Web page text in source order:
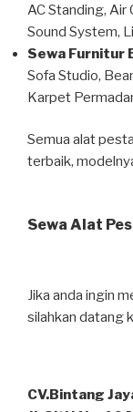
AC Standing, Air
Sound System,
Sewa Furnitur
Sofa Studio,
Karpet
Semua alat
terbaik,
Sewa Alat
Jika anda ingin
silahkan datang
CV.Bintang